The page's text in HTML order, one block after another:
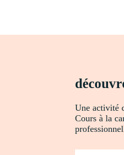
Une activité
Cours à la